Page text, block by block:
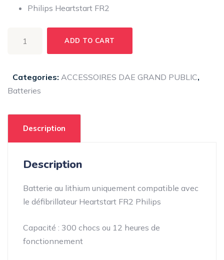
Philips Heartstart FR2
Heartstart
Batterie
quantity
ADD TO CART
Categories: ACCESSOIRES DAE GRAND PUBLIC,
Batteries
Description
Description
Batterie au lithium uniquement compatible avec
le défibrillateur Heartstart FR2 Philips
Capacité : 300 chocs ou 12 heures de
fonctionnement